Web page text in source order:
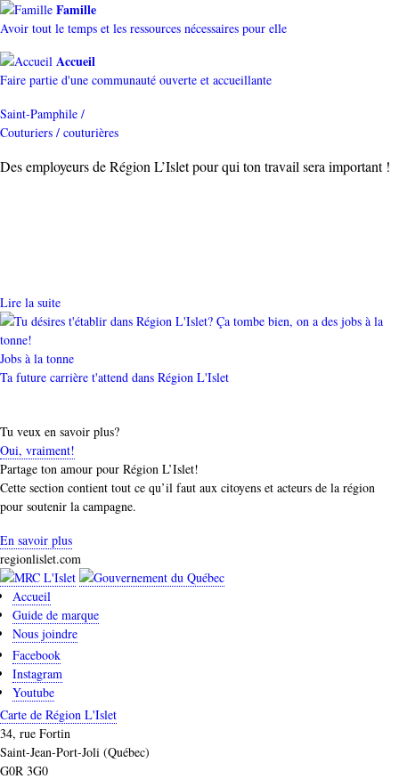
Famille
Avoir tout le temps et les ressources nécessaires pour elle
Accueil
Faire partie d'une communauté ouverte et accueillante
Saint-Pamphile /
Couturiers / couturières
Des employeurs de Région L’Islet pour qui ton travail sera important !
Lire la suite
Catégorie
Jobs à la tonne
Ta future carrière t'attend dans Région L'Islet
Tu veux en savoir plus?
Oui, vraiment!
Partage ton amour pour Région L’Islet!
Cette section contient tout ce qu’il faut aux citoyens et acteurs de la région
pour soutenir la campagne.
En savoir plus
regionlislet.com
Accueil
Guide de marque
Nous joindre
Facebook
Instagram
Youtube
Carte de Région L'Islet
34, rue Fortin
Saint-Jean-Port-Joli (Québec)
G0R 3G0